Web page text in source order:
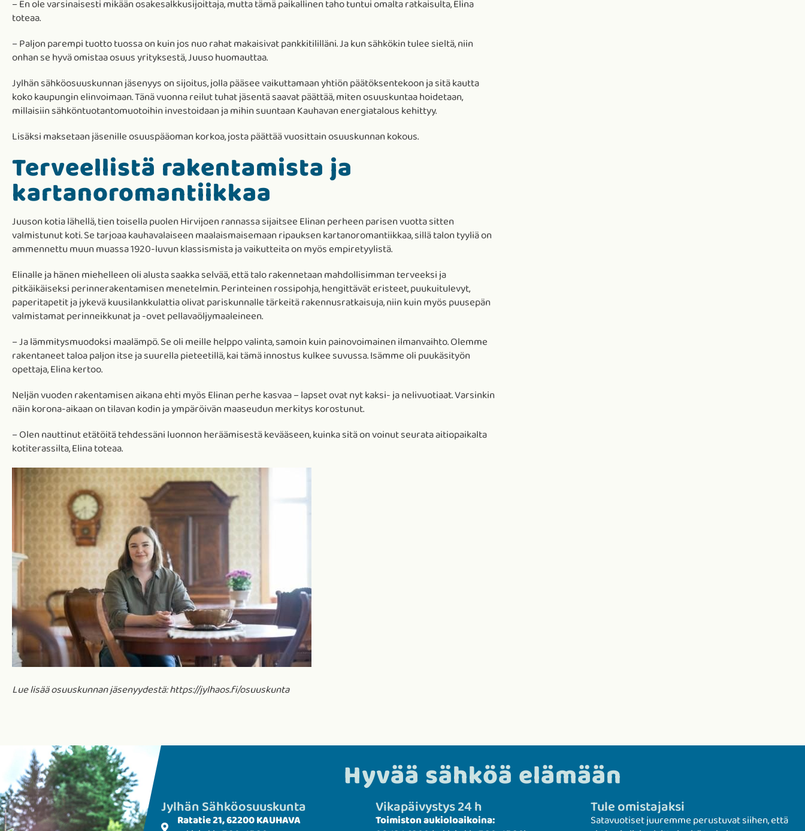
– En ole varsinaisesti mikään osakesalkkusijoittaja, mutta tämä paikallinen taho tuntui omalta ratkaisulta, Elina
toteaa.
– Paljon parempi tuotto tuossa on kuin jos nuo rahat makaisivat pankkitililläni. Ja kun sähkökin tulee sieltä, niin
onhan se hyvä omistaa osuus yrityksestä, Juuso huomauttaa.
Jylhän sähköosuuskunnan jäsenyys on sijoitus, jolla pääsee vaikuttamaan yhtiön päätöksentekoon ja sitä kautta
koko kaupungin elinvoimaan. Tänä vuonna reilut tuhat jäsentä saavat päättää, miten osuuskuntaa hoidetaan,
millaisiin sähköntuotantomuotoihin investoidaan ja mihin suuntaan Kauhavan energiatalous kehittyy.
Lisäksi maksetaan jäsenille osuuspääoman korkoa, josta päättää vuosittain osuuskunnan kokous.
Terveellistä rakentamista ja
kartanoromantiikkaa
Juuson kotia lähellä, tien toisella puolen Hirvijoen rannassa sijaitsee Elinan perheen parisen vuotta sitten
valmistunut koti. Se tarjoaa kauhavalaiseen maalaismaisemaan ripauksen kartanoromantiikkaa, sillä talon tyyliä on
ammennettu muun muassa 1920-luvun klassismista ja vaikutteita on myös empiretyylistä.
Elinalle ja hänen miehelleen oli alusta saakka selvää, että talo rakennetaan mahdollisimman terveeksi ja
pitkäikäiseksi perinnerakentamisen menetelmin. Perinteinen rossipohja, hengittävät eristeet, puukuitulevyt,
paperitapetit ja jykevä kuusilankkulattia olivat pariskunnalle tärkeitä rakennusratkaisuja, niin kuin myös puusepän
valmistamat perinneikkunat ja -ovet pellavaöljymaaleineen.
– Ja lämmitysmuodoksi maalämpö. Se oli meille helppo valinta, samoin kuin painovoimainen ilmanvaihto. Olemme
rakentaneet taloa paljon itse ja suurella pieteetillä, kai tämä innostus kulkee suvussa. Isämme oli puukäsityön
opettaja, Elina kertoo.
Neljän vuoden rakentamisen aikana ehti myös Elinan perhe kasvaa – lapset ovat nyt kaksi- ja nelivuotiaat. Varsinkin
näin korona-aikaan on tilavan kodin ja ympäröivän maaseudun merkitys korostunut.
– Olen nauttinut etätöitä tehdessäni luonnon heräämisestä kevääseen, kuinka sitä on voinut seurata aitiopaikalta
kotiterassilta, Elina toteaa.
Lue lisää osuuskunnan jäsenyydestä: https://jylhaos.fi/osuuskunta
Hyvää sähköä elämään
Jylhän Sähkö­­osuuskunta
Ratatie 21, 62200 KAUHAVA
Vikapäivystys 24 h
Toimiston aukioloaikoina:
Tule omistajaksi
Satavuotiset juuremme perustuvat siihen, että